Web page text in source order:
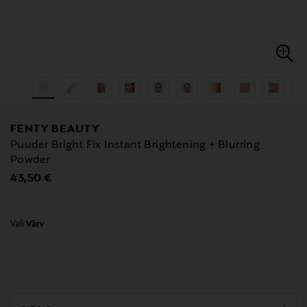
FENTY BEAUTY
Puuder Bright Fix Instant Brightening + Blurring
Powder
Original Price
43,50 €
Vali Värv